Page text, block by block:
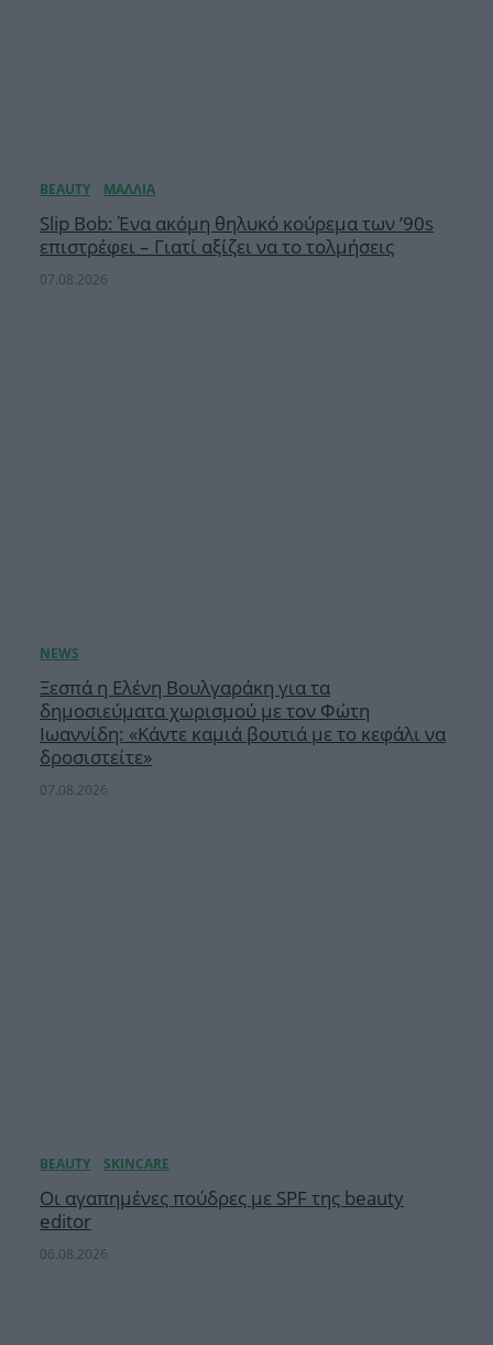
Slip Bob: Ένα ακόμη θηλυκό κούρεμα των ’90s
επιστρέφει – Γιατί αξίζει να το τολμήσεις
07.08.2026
Ξεσπά η Ελένη Βουλγαράκη για τα
δημοσιεύματα χωρισμού με τον Φώτη
Ιωαννίδη: «Κάντε καμιά βουτιά με το κεφάλι να
δροσιστείτε»
07.08.2026
Οι αγαπημένες πούδρες με SPF της beauty
editor
06.08.2026